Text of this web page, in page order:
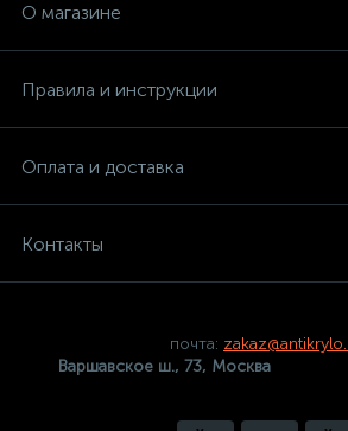
О магазине
Правила и инструкции
Оплата и доставка
Контакты
почта:
Варшавское ш., 73, Москва